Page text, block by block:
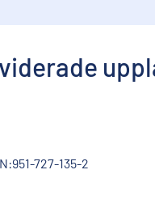
727-135-2